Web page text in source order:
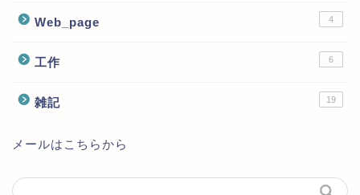
Web_page 4
工作 6
雑記 19
メールはこちらから